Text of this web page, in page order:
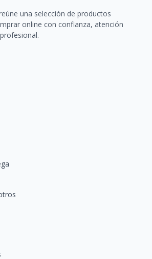
una selección de productos
online con confianza, atención